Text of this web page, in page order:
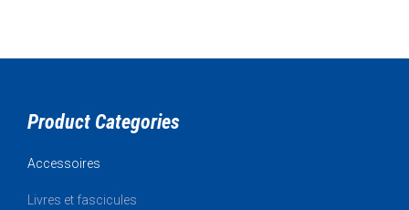
Product Categories
Accessoires
Livres et fascicules